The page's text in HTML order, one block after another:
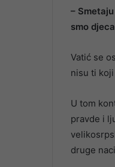
–
smo
Vatić se
nisu ti
U tom
pravde i
druge